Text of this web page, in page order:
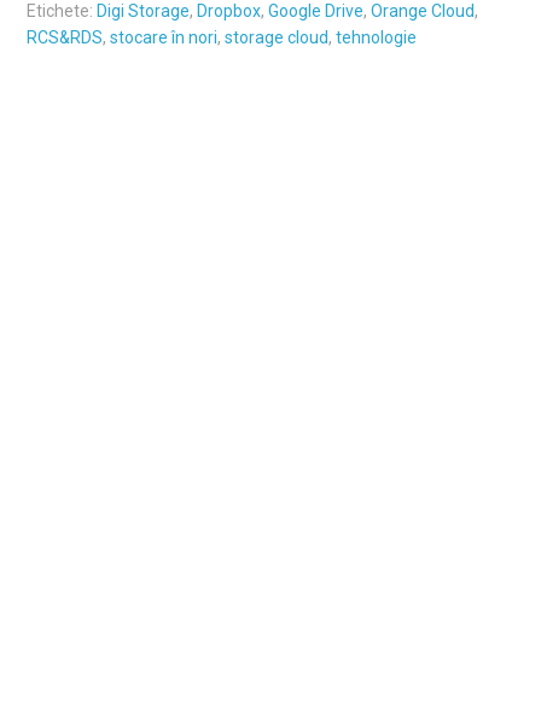
Etichete: Digi Storage, Dropbox,Google Drive,Orange Cloud,
RCS&RDS,stocare în nori,storage cloud,tehnologie